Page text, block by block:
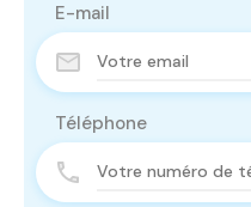
E-mail
Téléphone